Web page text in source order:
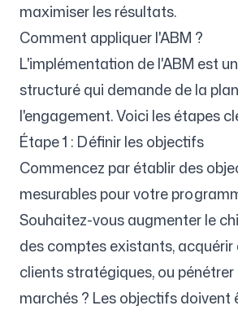
maximiser les résultats.
Comment appliquer l'ABM ?
L'implémentation de l'ABM est
structuré qui demande de la
l'engagement. Voici les étapes
Étape 1 : Définir les objectifs
Commencez par établir des
mesurables pour votre
Souhaitez-vous augmenter le
des comptes existants, acquérir
clients stratégiques, ou
marchés ? Les objectifs doivent